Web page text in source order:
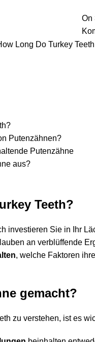
On
Putenzähnen?
Putenzähne
aus?
Teeth?
investieren Sie in Ihr
an verblüffende
, welche Faktoren
gemacht?
zu verstehen, ist es